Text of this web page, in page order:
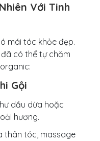
Với Tinh
mái tóc khỏe đẹp.
có thể tự chăm
Gội
dầu dừa hoặc
hương.
thân tóc, massage